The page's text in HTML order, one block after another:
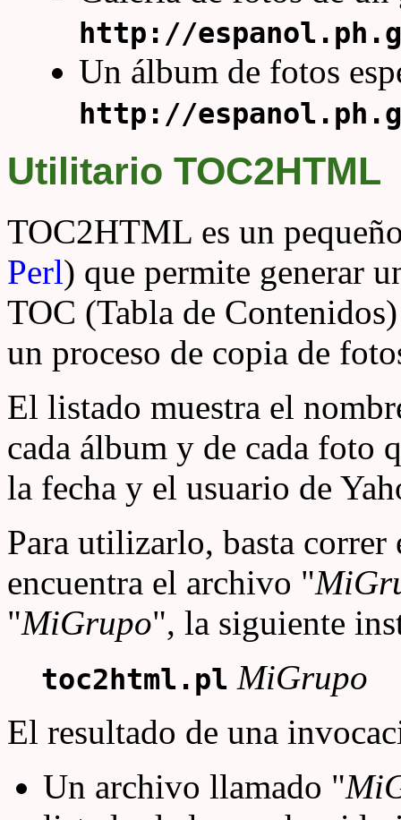
http://
Un álbum de fotos
http://
Utilitario TOC2HTML
TOC2HTML es un
Perl) que permite generar
TOC (Tabla de
un proceso de copia de
El listado muestra el
cada álbum y de cada foto
la fecha y el usuario de
Para utilizarlo, basta correr
encuentra el archivo "
"MiGrupo", la siguiente
toc2html.pl MiGrupo
El resultado de una
Un archivo llamado "